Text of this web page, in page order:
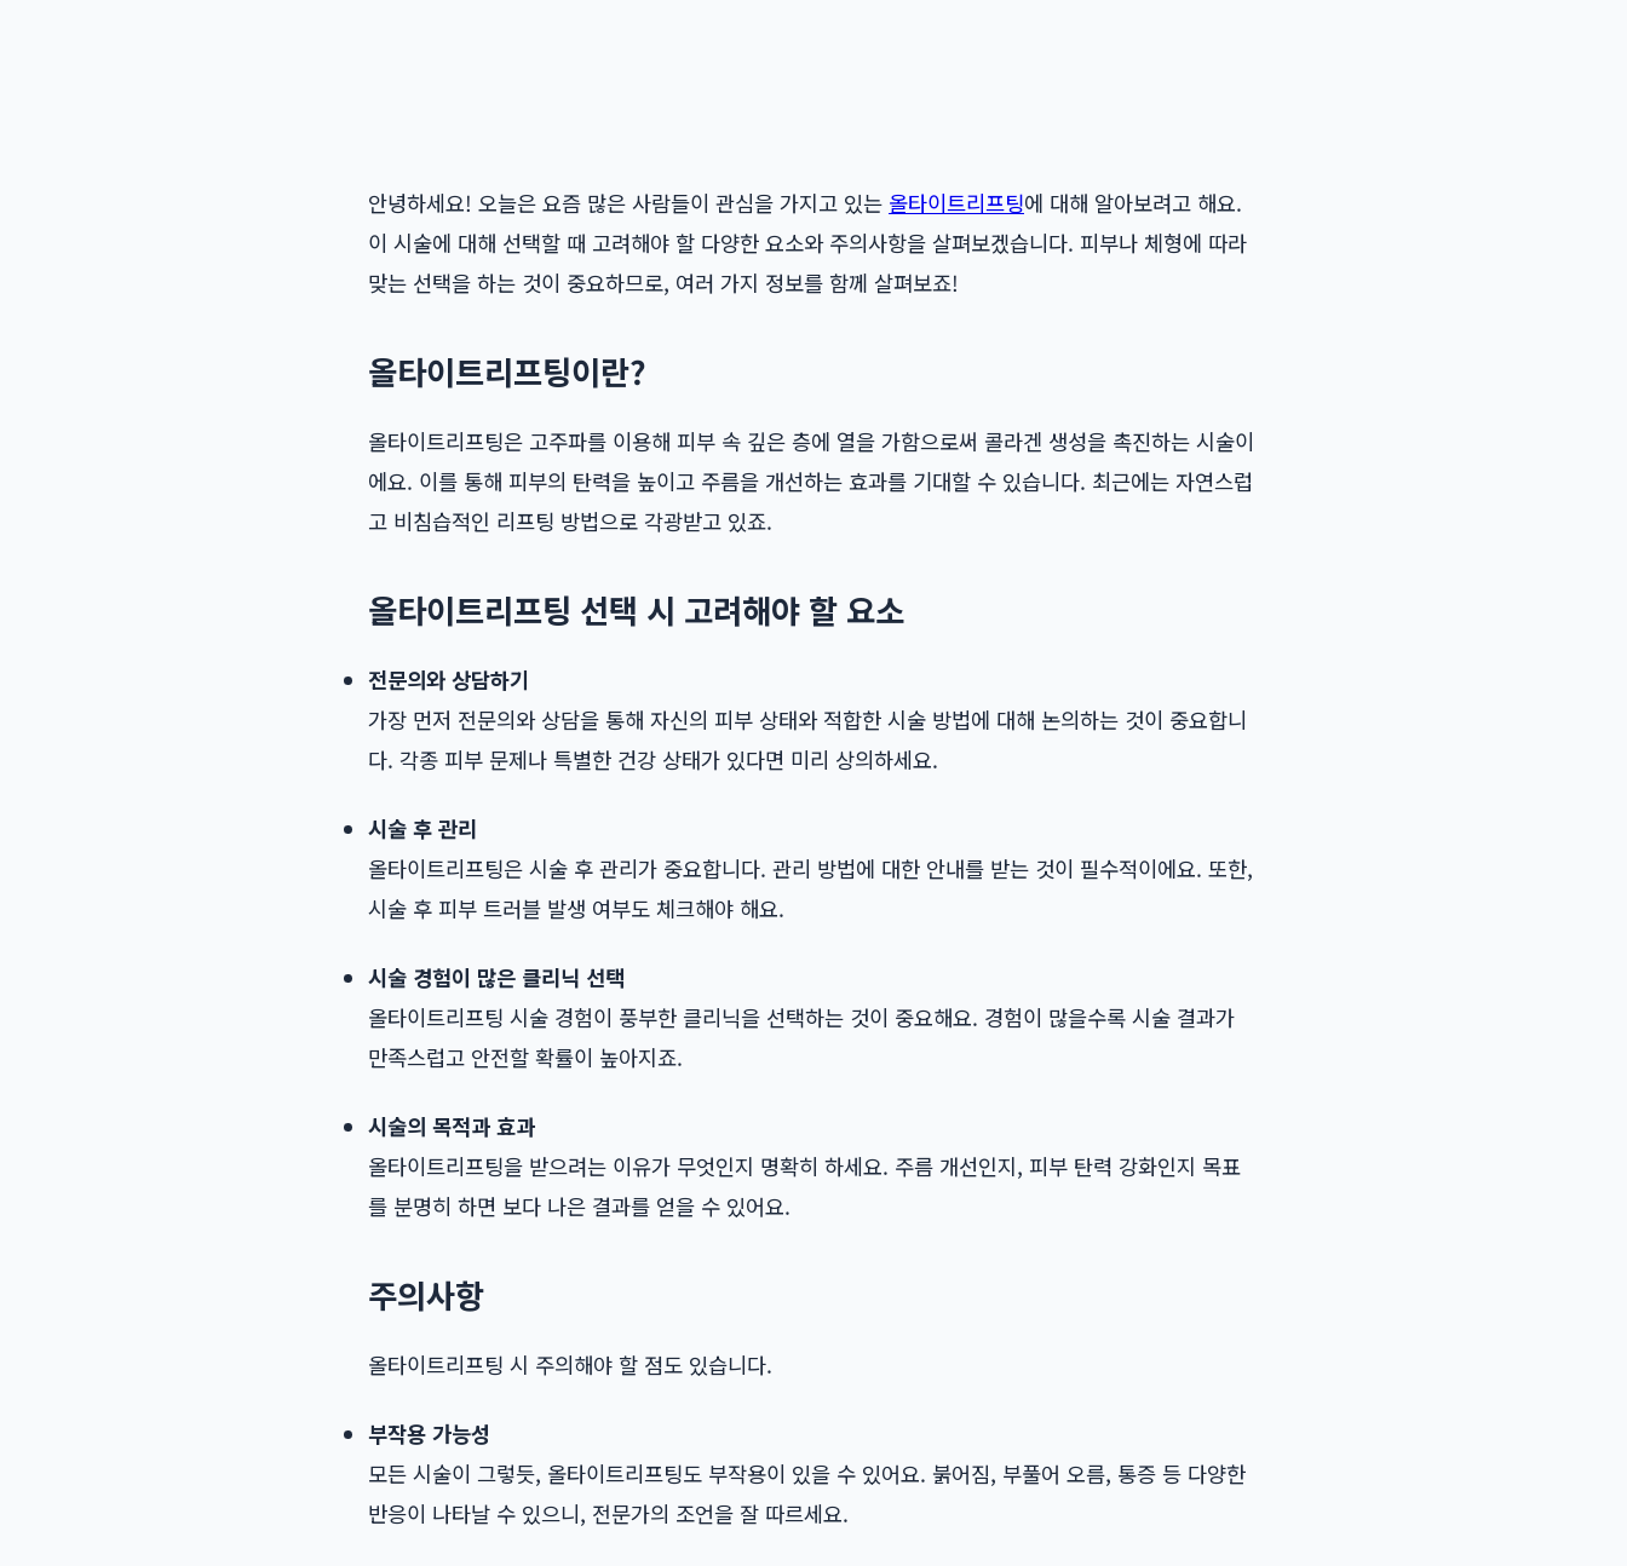
안녕하세요! 오늘은 요즘 많은 사람들이 관심을 가지고 있는 올타이트리프팅에 대해 알아보려고 해요.
이 시술에 대해 선택할 때 고려해야 할 다양한 요소와 주의사항을 살펴보겠습니다. 피부나 체형에 따라
맞는 선택을 하는 것이 중요하므로, 여러 가지 정보를 함께 살펴보죠!
올타이트리프팅이란?
올타이트리프팅은 고주파를 이용해 피부 속 깊은 층에 열을 가함으로써 콜라겐 생성을 촉진하는 시술이
에요. 이를 통해 피부의 탄력을 높이고 주름을 개선하는 효과를 기대할 수 있습니다. 최근에는 자연스럽
고 비침습적인 리프팅 방법으로 각광받고 있죠.
올타이트리프팅 선택 시 고려해야 할 요소
전문의와 상담하기
가장 먼저 전문의와 상담을 통해 자신의 피부 상태와 적합한 시술 방법에 대해 논의하는 것이 중요합니
다. 각종 피부 문제나 특별한 건강 상태가 있다면 미리 상의하세요.
시술 후 관리
올타이트리프팅은 시술 후 관리가 중요합니다. 관리 방법에 대한 안내를 받는 것이 필수적이에요. 또한,
시술 후 피부 트러블 발생 여부도 체크해야 해요.
시술 경험이 많은 클리닉 선택
올타이트리프팅 시술 경험이 풍부한 클리닉을 선택하는 것이 중요해요. 경험이 많을수록 시술 결과가
만족스럽고 안전할 확률이 높아지죠.
시술의 목적과 효과
올타이트리프팅을 받으려는 이유가 무엇인지 명확히 하세요. 주름 개선인지, 피부 탄력 강화인지 목표
를 분명히 하면 보다 나은 결과를 얻을 수 있어요.
주의사항
올타이트리프팅 시 주의해야 할 점도 있습니다.
부작용 가능성
모든 시술이 그렇듯, 올타이트리프팅도 부작용이 있을 수 있어요. 붉어짐, 부풀어 오름, 통증 등 다양한
반응이 나타날 수 있으니, 전문가의 조언을 잘 따르세요.